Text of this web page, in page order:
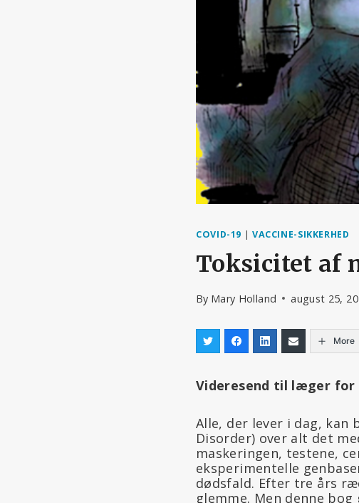
COVID-19 | VACCINE-SIKKERHED
Toksicitet af
By Mary Holland august 25,
More
Videresend til læger for
Alle, der lever i dag, kan
Disorder) over alt det
maskeringen, testene,
eksperimentelle
dødsfald. Efter tre års
glemme. Men denne